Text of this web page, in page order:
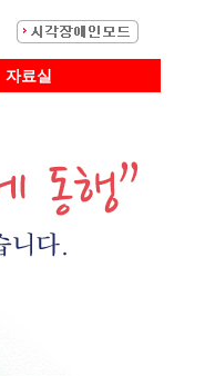
자료실